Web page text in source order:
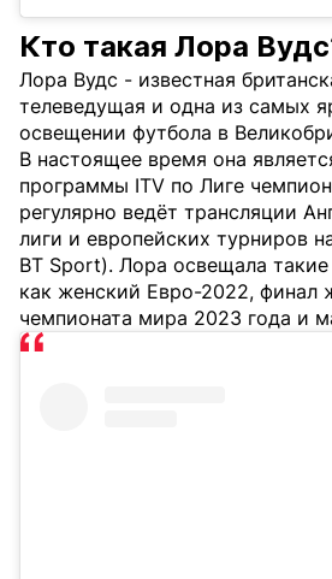
Кто такая Лора
Лора Вудс - известная
телеведущая и одна из самых
освещении футбола в
В настоящее время она
программы ITV по Лиге
регулярно ведёт трансляции
лиги и европейских турниров
BT Sport). Лора освещала
как женский Евро-2022, финал
чемпионата мира 2023 года и